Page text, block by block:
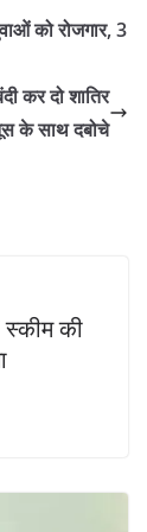
को रोजगार, 3
कर दो शातिर
के साथ दबोचे
की